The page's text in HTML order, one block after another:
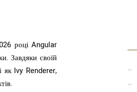
році Angular
Завдяки своїй
як Ivy Renderer,